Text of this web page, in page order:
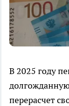
В 2025 году
перерасчет